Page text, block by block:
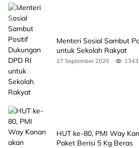
Menteri Sosial Sambut
untuk Sekolah Rakyat
17 September 2025 1343
HUT ke-80, PMI Way
Paket Berisi 5 Kg Beras